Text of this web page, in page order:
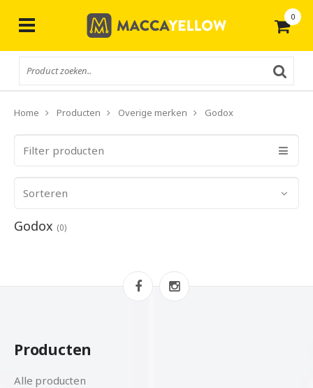
0
Home Producten Overige merken Godox
Filter producten
Sorteren
Godox (0)
Producten
Alle producten